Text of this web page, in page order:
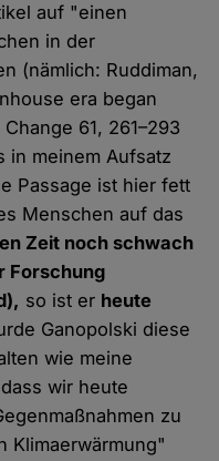
auf "einen
in der
(nämlich: Ruddiman,
era began
61, 261–293
in meinem Aufsatz
Passage ist hier fett
Menschen auf das
Zeit noch schwach
Forschung
so ist er heute
Ganopolski diese
wie meine
wir heute
zu
Klimaerwärmung"